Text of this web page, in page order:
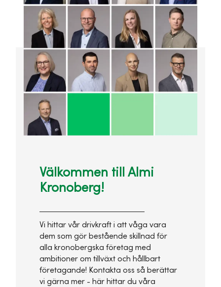
Välkommen till Almi
Kronoberg!
Vi hittar vår drivkraft i att våga vara
dem som gör bestående skillnad för
alla kronobergska företag med
ambitioner om tillväxt och hållbart
företagande! Kontakta oss så berättar
vi gärna mer - här hittar du våra